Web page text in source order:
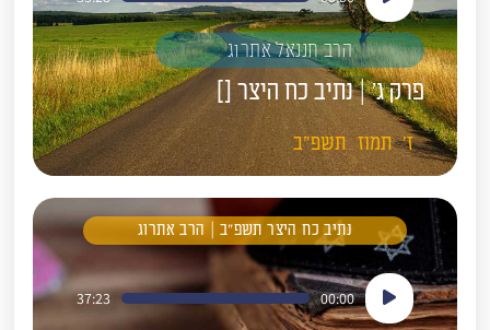
אודיו
הרב חננאל אתרוג
פרק ג' | נתיב כח היצר []
ז' תמוז תשפ"ב
נתיב כח היצר תשפ"ב | הרב אתרוג
נגן
אודיו
00:00
37:23